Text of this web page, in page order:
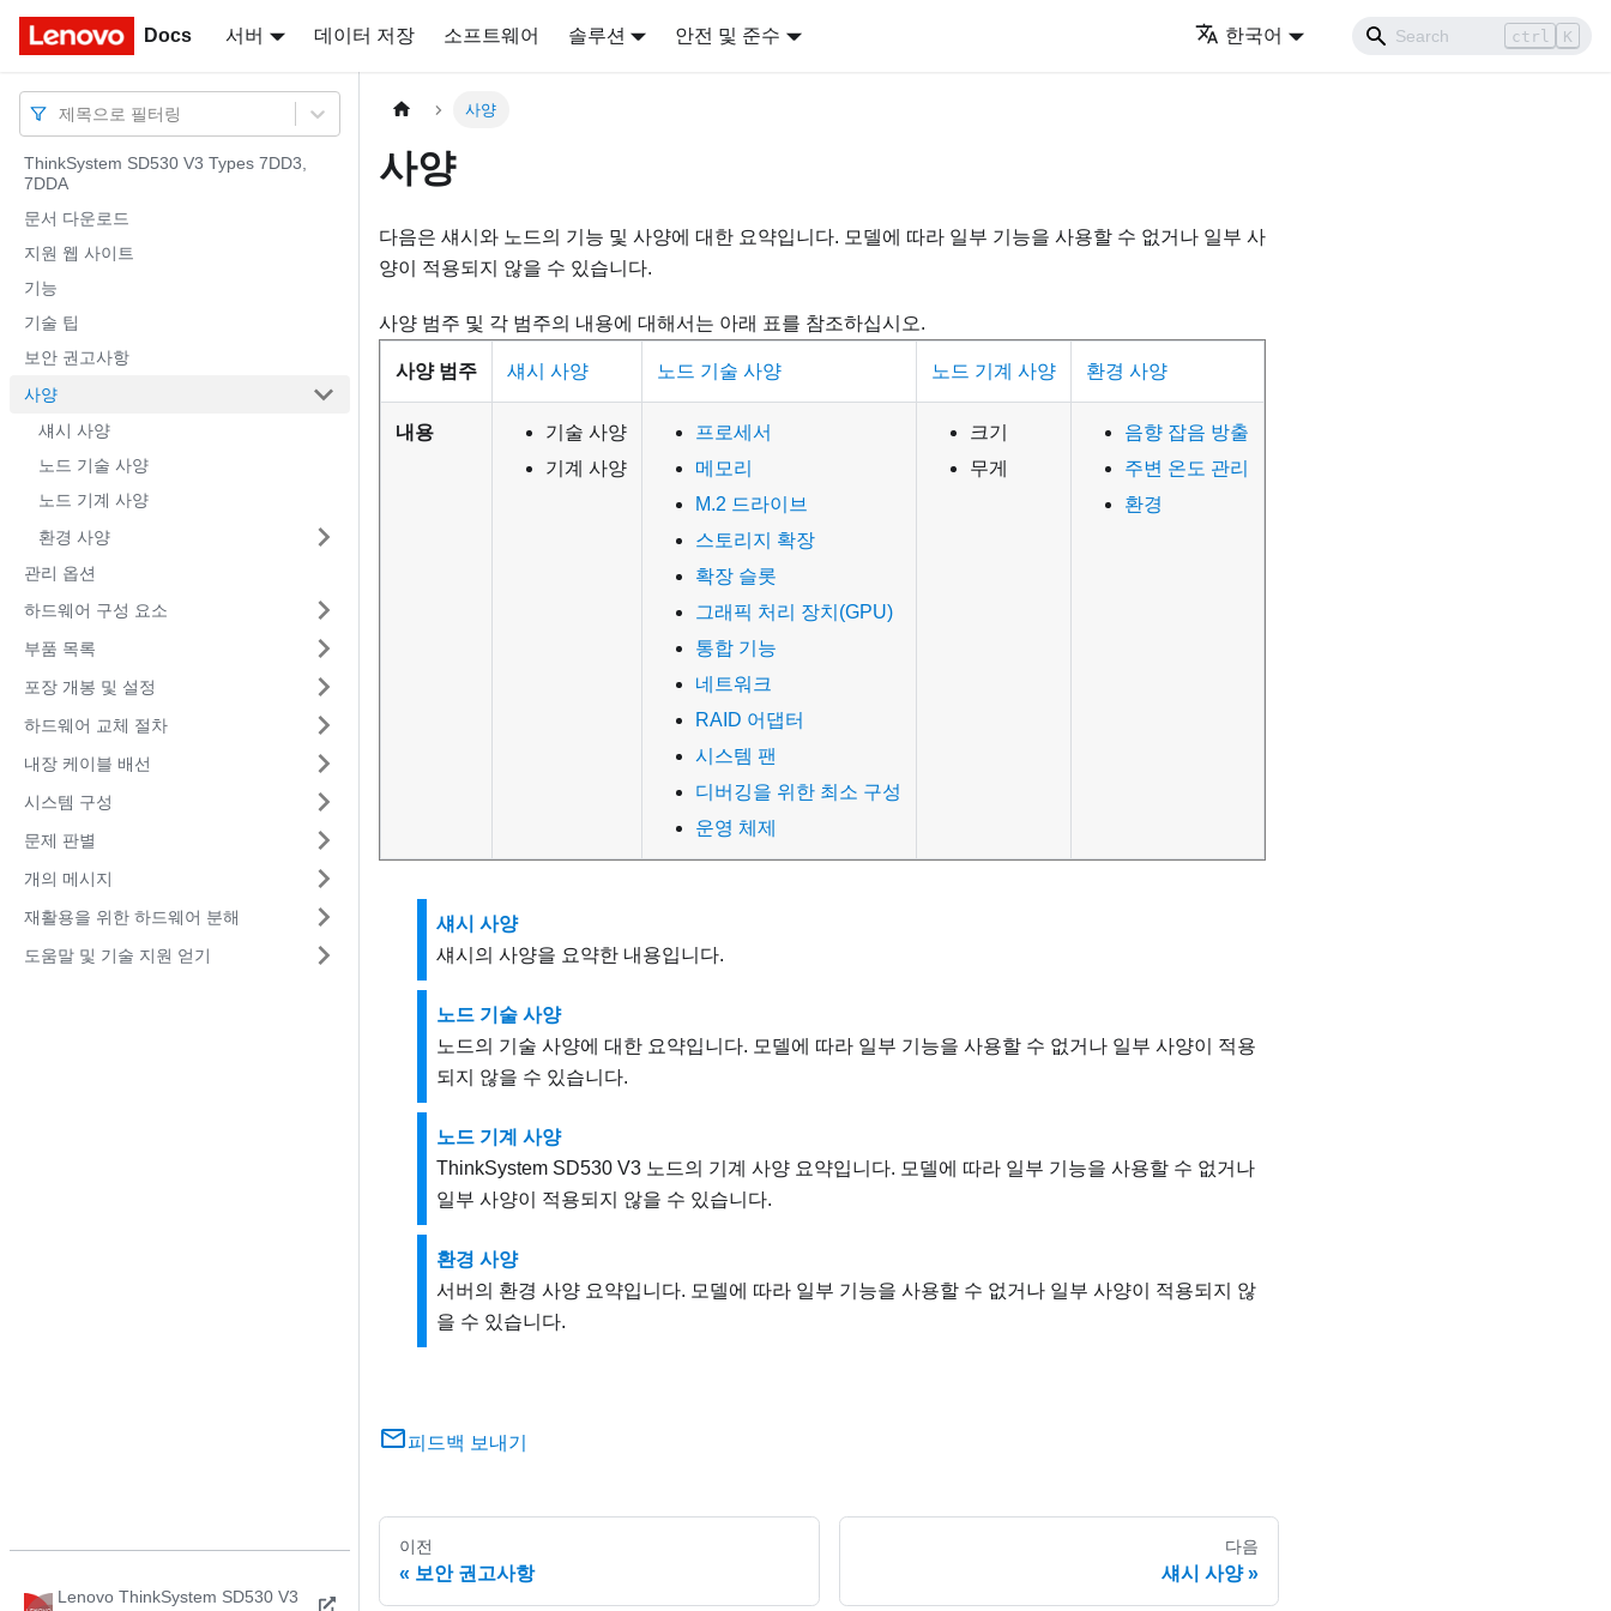
Docs 서버 데이터 저장 소프트웨어 솔루션 안전 및 준수 한국어 ctrl K
Docs
제목으로 필터링
ThinkSystem SD530 V3 Types 7DD3,
7DDA
문서 다운로드
지원 웹 사이트
기능
기술 팁
보안 권고사항
사양
섀시 사양
노드 기술 사양
노드 기계 사양
환경 사양
관리 옵션
하드웨어 구성 요소
부품 목록
포장 개봉 및 설정
하드웨어 교체 절차
내장 케이블 배선
시스템 구성
문제 판별
개의 메시지
재활용을 위한 하드웨어 분해
도움말 및 기술 지원 얻기
Lenovo ThinkSystem SD530 V3
사양
사양
다음은 섀시와 노드의 기능 및 사양에 대한 요약입니다. 모델에 따라 일부 기능을 사용할 수 없거나 일부 사
양이 적용되지 않을 수 있습니다.
사양 범주 및 각 범주의 내용에 대해서는 아래 표를 참조하십시오.
사양 범주 섀시 사양 노드 기술 사양 노드 기계 사양 환경 사양
내용
기술 사양
기계 사양
프로세서
메모리
M.2 드라이브
스토리지 확장
확장 슬롯
그래픽 처리 장치(GPU)
통합 기능
네트워크
RAID 어댑터
시스템 팬
디버깅을 위한 최소 구성
운영 체제
크기
무게
음향 잡음 방출
주변 온도 관리
환경
섀시 사양
섀시의 사양을 요약한 내용입니다.
노드 기술 사양
노드의 기술 사양에 대한 요약입니다. 모델에 따라 일부 기능을 사용할 수 없거나 일부 사양이 적용
되지 않을 수 있습니다.
노드 기계 사양
ThinkSystem SD530 V3 노드의 기계 사양 요약입니다. 모델에 따라 일부 기능을 사용할 수 없거나
일부 사양이 적용되지 않을 수 있습니다.
환경 사양
서버의 환경 사양 요약입니다. 모델에 따라 일부 기능을 사용할 수 없거나 일부 사양이 적용되지 않
을 수 있습니다.
피드백 보내기
이전
보안 권고사항
다음
섀시 사양